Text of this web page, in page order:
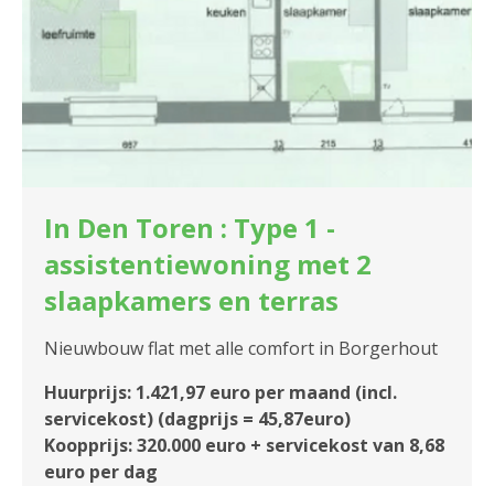
In Den Toren : Type 1 -
assistentiewoning met 2
slaapkamers en terras
Nieuwbouw flat met alle comfort in Borgerhout
Huurprijs: 1.421,97 euro per maand (incl.
servicekost) (dagprijs = 45,87euro)
Koopprijs: 320.000 euro + servicekost van 8,68
euro per dag